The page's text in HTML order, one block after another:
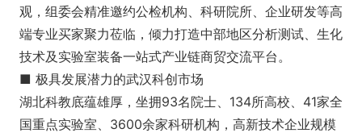
观，组委会精准邀约公检机构、科研院所、企业研发等高
端专业买家聚力莅临，倾力打造中部地区分析测试、生化
技术及实验室装备一站式产业链商贸交流平台。
■ 极具发展潜力的武汉科创市场
湖北科教底蕴雄厚，坐拥93名院士、134所高校、41家全
国重点实验室、3600余家科研机构，高新技术企业规模